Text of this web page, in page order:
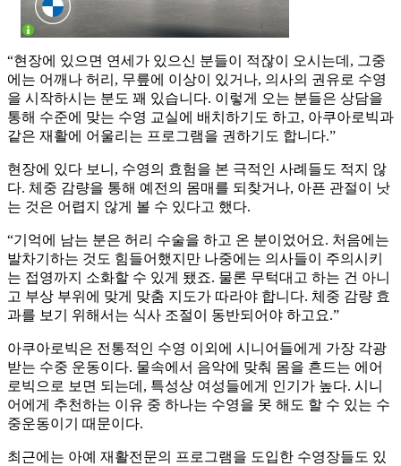
“현장에 있으면 연세가 있으신 분들이 적잖이 오시는데, 그중
에는 어깨나 허리, 무릎에 이상이 있거나, 의사의 권유로 수영
을 시작하시는 분도 꽤 있습니다. 이렇게 오는 분들은 상담을
통해 수준에 맞는 수영 교실에 배치하기도 하고, 아쿠아로빅과
같은 재활에 어울리는 프로그램을 권하기도 합니다.”
현장에 있다 보니, 수영의 효험을 본 극적인 사례들도 적지 않
다. 체중 감량을 통해 예전의 몸매를 되찾거나, 아픈 관절이 낫
는 것은 어렵지 않게 볼 수 있다고 했다.
“기억에 남는 분은 허리 수술을 하고 온 분이었어요. 처음에는
발차기하는 것도 힘들어했지만 나중에는 의사들이 주의시키
는 접영까지 소화할 수 있게 됐죠. 물론 무턱대고 하는 건 아니
고 부상 부위에 맞게 맞춤 지도가 따라야 합니다. 체중 감량 효
과를 보기 위해서는 식사 조절이 동반되어야 하고요.”
아쿠아로빅은 전통적인 수영 이외에 시니어들에게 가장 각광
받는 수중 운동이다. 물속에서 음악에 맞춰 몸을 흔드는 에어
로빅으로 보면 되는데, 특성상 여성들에게 인기가 높다. 시니
어에게 추천하는 이유 중 하나는 수영을 못 해도 할 수 있는 수
중운동이기 때문이다.
최근에는 아예 재활전문의 프로그램을 도입한 수영장들도 있